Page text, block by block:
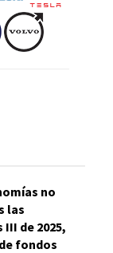
no
las
de 2025,
fondos